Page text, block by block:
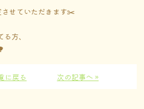
せていただきます✂️
方、
に戻る 次の記事へ »